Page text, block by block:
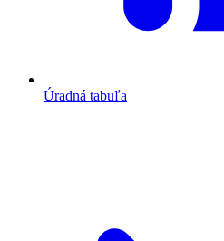
Úradná tabuľa